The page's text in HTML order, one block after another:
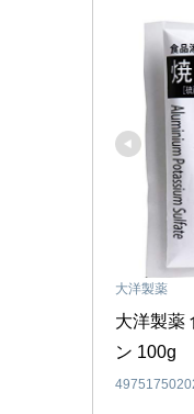
大洋製薬
大洋製薬
ン 100g